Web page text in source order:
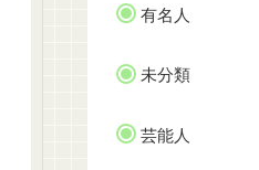
有名人
未分類
芸能人